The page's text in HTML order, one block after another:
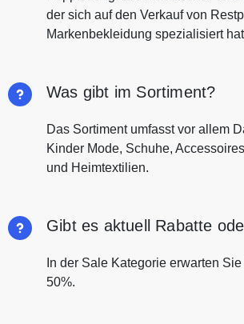
der sich auf den Verkauf von
Markenbekleidung spezialisiert
Was gibt im Sortiment?
Das Sortiment umfasst vor allem
Kinder Mode, Schuhe,
und Heimtextilien.
Gibt es aktuell Rabatte
In der Sale Kategorie erwarten
50%.